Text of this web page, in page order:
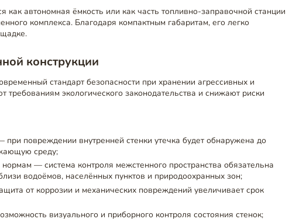
как автономная ёмкость или как часть топливно-заправочной станции
комплекса. Благодаря компактным габаритам, его легко
конструкции
стандарт безопасности при хранении агрессивных и
требованиям экологического законодательства и снижают риски
повреждении внутренней стенки утечка будет обнаружена до
среду;
нормам — система контроля межстенного пространства обязательна
водоёмов, населённых пунктов и природоохранных зон;
от коррозии и механических повреждений увеличивает срок
визуального и приборного контроля состояния стенок;